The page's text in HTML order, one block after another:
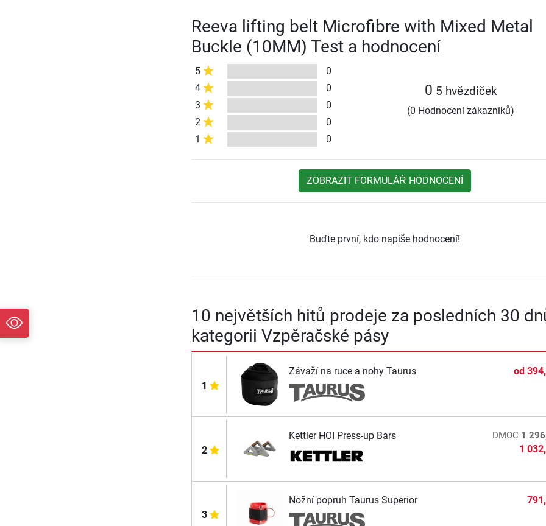
Reeva lifting belt Microfibre with Mixed Metal
Buckle (10MM) Test a hodnocení
5
0
4
0
3
0
2
0
1
0
0 5 hvězdiček
(0 Hodnocení zákazníků)
ZOBRAZIT FORMULÁŘ HODNOCENÍ
Buďte první, kdo napíše hodnocení!
10 největších hitů prodeje za posledních 30
kategorii Vzpěračské pásy
1
Závaží na ruce a nohy Taurus od394,
2
Kettler HOI Press-up Bars DMOC 1
1 032,
3
Nožní popruh Taurus Superior 791,